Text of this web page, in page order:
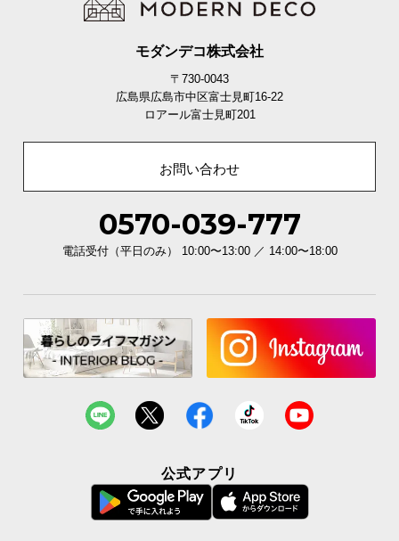
モダンデコ株式会社
〒730-0043
広島県広島市中区富士見町16-22
ロアール富士見町201
お問い合わせ
0570-039-777
電話受付（平日のみ） 10:00〜13:00 ／ 14:00〜18:00
公式アプリ